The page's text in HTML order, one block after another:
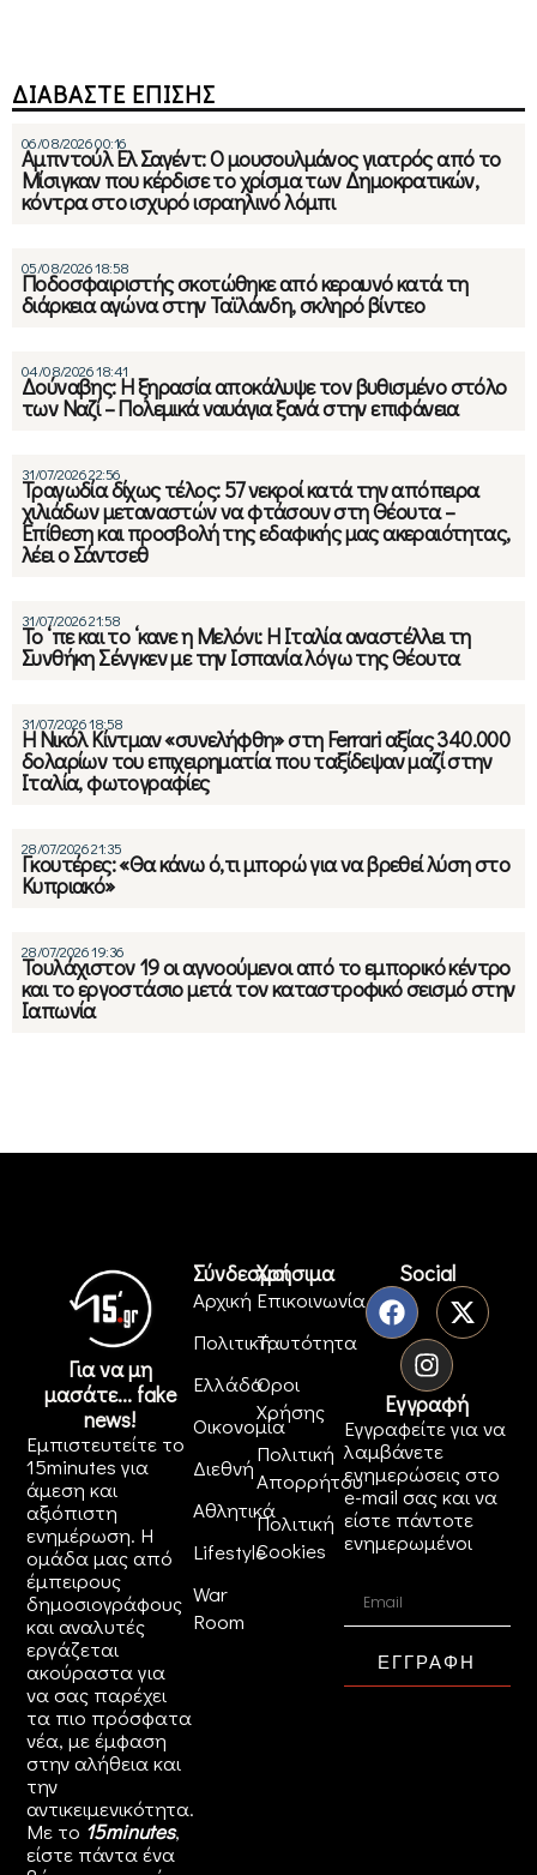
ΔΙΑΒΑΣΤΕ ΕΠΙΣΗΣ
06/08/2026 00:16
Αμπντούλ Ελ Σαγέντ: Ο μουσουλμάνος γιατρός από το
Μίσιγκαν που κέρδισε το χρίσμα των Δημοκρατικών,
κόντρα στο ισχυρό ισραηλινό λόμπι
05/08/2026 18:58
Ποδοσφαιριστής σκοτώθηκε από κεραυνό κατά τη
διάρκεια αγώνα στην Ταϊλάνδη, σκληρό βίντεο
04/08/2026 18:41
Δούναβης: Η ξηρασία αποκάλυψε τον βυθισμένο στόλο
των Ναζί – Πολεμικά ναυάγια ξανά στην επιφάνεια
31/07/2026 22:56
Τραγωδία δίχως τέλος: 57 νεκροί κατά την απόπειρα
χιλιάδων μεταναστών να φτάσουν στη Θέουτα –
Επίθεση και προσβολή της εδαφικής μας ακεραιότητας,
λέει ο Σάντσεθ
31/07/2026 21:58
Το ‘πε και το ‘κανε η Μελόνι: Η Ιταλία αναστέλλει τη
Συνθήκη Σένγκεν με την Ισπανία λόγω της Θέουτα
31/07/2026 18:58
Η Νικόλ Κίντμαν «συνελήφθη» στη Ferrari αξίας 340.000
δολαρίων του επιχειρηματία που ταξίδεψαν μαζί στην
Ιταλία, φωτογραφίες
28/07/2026 21:35
Γκουτέρες: «Θα κάνω ό,τι μπορώ για να βρεθεί λύση στο
Κυπριακό»
28/07/2026 19:36
Τουλάχιστον 19 οι αγνοούμενοι από το εμπορικό κέντρο
και το εργοστάσιο μετά τον καταστροφικό σεισμό στην
Ιαπωνία
Για να μη
μασάτε... fake
news!
Εμπιστευτείτε το
15minutes για
άμεση και
αξιόπιστη
ενημέρωση. Η
ομάδα μας από
έμπειρους
δημοσιογράφους
και αναλυτές
εργάζεται
ακούραστα για
να σας παρέχει
τα πιο πρόσφατα
νέα, με έμφαση
στην αλήθεια και
την
αντικειμενικότητα.
Με το 15minutes,
είστε πάντα ένα
Σύνδεσμοι
Αρχική
Πολιτική
Ελλάδα
Οικονομία
Διεθνή
Αθλητικά
Lifestyle
War
Room
Χρήσιμα
Επικοινωνία
Ταυτότητα
Όροι
Χρήσης
Πολιτική
Απορρήτου
Πολιτική
Cookies
Social
Εγγραφή
Εγγραφείτε για να
λαμβάνετε
ενημερώσεις στο
e-mail σας και να
είστε πάντοτε
ενημερωμένοι
ΕΓΓΡΑΦΗ